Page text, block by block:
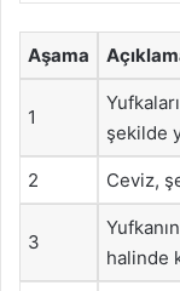
Aşama
1
şekilde
2 Ceviz,
3
halinde